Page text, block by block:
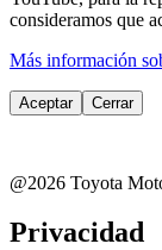
consideramos que
Más información
Aceptar Cerrar
@2026 Toyota
Privacidad